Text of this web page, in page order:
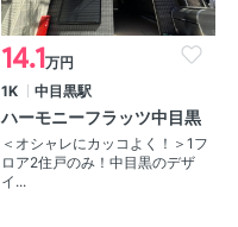
14.1万円
1K
中目黒駅
ハーモニーフラッツ中目黒
＜オシャレにカッコよく！＞1フ
ロア2住戸のみ！中目黒のデザ
イ...